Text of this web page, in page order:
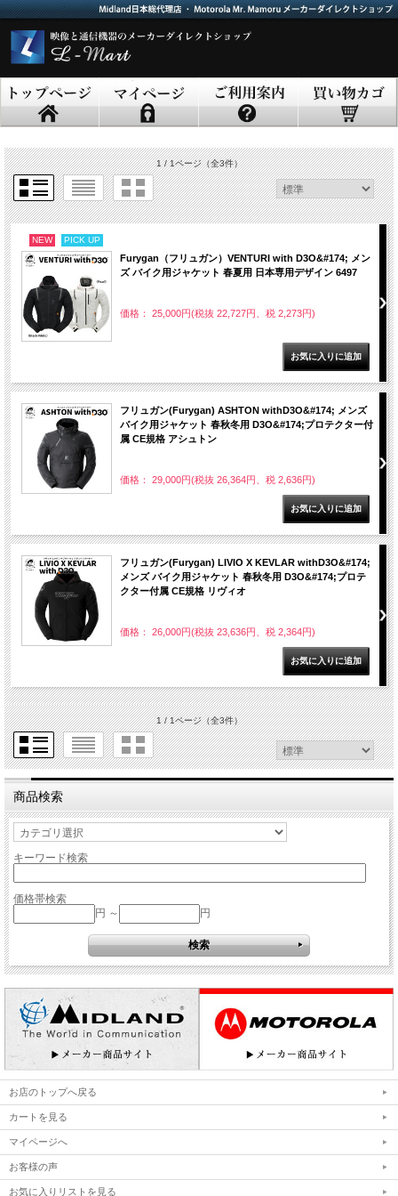
1 / 1ページ（全3件）
NEW PICK UP
Furygan（フリュガン）VENTURI with D3O&#174; メン
ズ バイク用ジャケット 春夏用 日本専用デザイン 6497
価格： 25,000円(税抜 22,727円、税 2,273円)
フリュガン(Furygan) ASHTON withD3O&#174; メンズ
バイク用ジャケット 春秋冬用 D3O&#174;プロテクター付
属 CE規格 アシュトン
価格： 29,000円(税抜 26,364円、税 2,636円)
フリュガン(Furygan) LIVIO X KEVLAR withD3O&#174;
メンズ バイク用ジャケット 春秋冬用 D3O&#174;プロテ
クター付属 CE規格 リヴィオ
価格： 26,000円(税抜 23,636円、税 2,364円)
1 / 1ページ（全3件）
商品検索
キーワード検索
価格帯検索
円 ～
円
お店のトップへ戻る
カートを見る
マイページへ
お客様の声
お気に入りリストを見る